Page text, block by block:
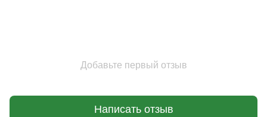
Добавьте первый отзыв
Написать отзыв